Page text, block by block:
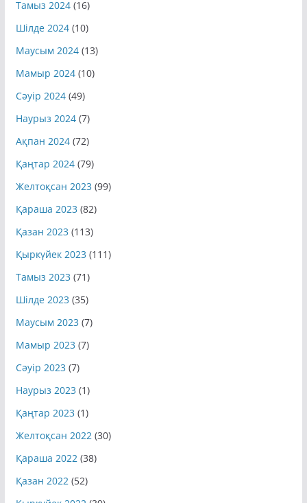
Тамыз 2024 (16)
Шілде 2024 (10)
Маусым 2024 (13)
Мамыр 2024 (10)
Сәуір 2024 (49)
Наурыз 2024 (7)
Ақпан 2024 (72)
Қаңтар 2024 (79)
Желтоқсан 2023 (99)
Қараша 2023 (82)
Қазан 2023 (113)
Қыркүйек 2023 (111)
Тамыз 2023 (71)
Шілде 2023 (35)
Маусым 2023 (7)
Мамыр 2023 (7)
Сәуір 2023 (7)
Наурыз 2023 (1)
Қаңтар 2023 (1)
Желтоқсан 2022(30)
Қараша 2022(38)
Қазан 2022(52)